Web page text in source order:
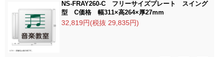
NS-FRAY260-C フリーサイズプレート スイング
型 C価格 幅311×高264×厚27mm
32,819円(税抜 29,835円)